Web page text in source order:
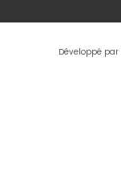
Développé par